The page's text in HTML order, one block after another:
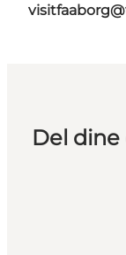
Del